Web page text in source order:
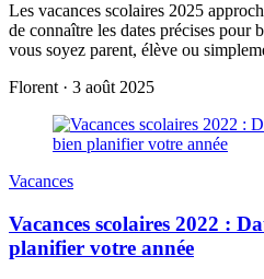
Les vacances scolaires 2025
de connaître les dates précises pour
vous soyez parent, élève ou
Florent · 3 août 2025
Vacances
Vacances scolaires 2022 :
planifier votre année